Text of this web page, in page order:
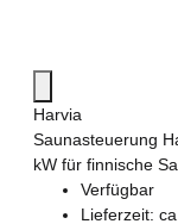
Harvia
Saunasteuerung
kW für finnische
Verfügbar
Lieferzeit: